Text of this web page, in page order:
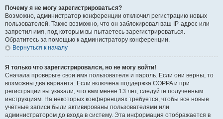
Почему я не могу зарегистрироваться?
Возможно, администратор конференции отключил регистрацию новых
пользователей. Также возможно, что он заблокировал ваш IP-адрес или
запретил имя, под которым вы пытаетесь зарегистрироваться.
Обратитесь за помощью к администратору конференции.
Вернуться к началу
Я только что зарегистрировался, но не могу войти!
Сначала проверьте свои имя пользователя и пароль. Если они верны, то
возможны два варианта. Если включена поддержка COPPA и при
регистрации вы указали, что вам менее 13 лет, следуйте полученным
инструкциям. На некоторых конференциях требуется, чтобы все новые
учётные записи были активированы пользователями или
администратором до входа в систему. Эта информация отображается в